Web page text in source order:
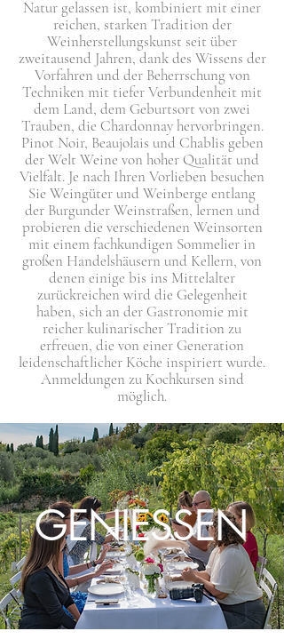
Natur gelassen ist, kombiniert mit einer
reichen, starken Tradition der
Weinherstellungskunst seit über
zweitausend Jahren, dank des Wissens der
Vorfahren und der Beherrschung von
Techniken mit tiefer Verbundenheit mit
dem Land, dem Geburtsort von zwei
Trauben, die Chardonnay hervorbringen.
Pinot Noir, Beaujolais und Chablis geben
der Welt Weine von hoher Qualität und
Vielfalt. Je nach Ihren Vorlieben besuchen
Sie Weingüter und Weinberge entlang
der Burgunder Weinstraßen, lernen und
probieren die verschiedenen Weinsorten
mit einem fachkundigen Sommelier in
großen Handelshäusern und Kellern, von
denen einige bis ins Mittelalter
zurückreichen wird die Gelegenheit
haben, sich an der Gastronomie mit
reicher kulinarischer Tradition zu
erfreuen, die von einer Generation
leidenschaftlicher Köche inspiriert wurde.
Anmeldungen zu Kochkursen sind
möglich.
GENIESSEN